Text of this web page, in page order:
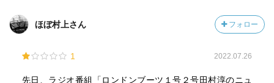
ほぼ村上さん フォロー
1 2022.07.26
先日、ラジオ番組「ロンドンブーツ１号２号田村淳のニュ